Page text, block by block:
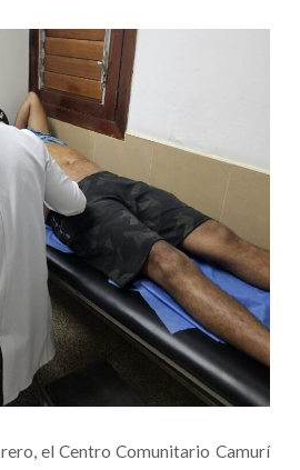
el Centro Comunitario Camurí